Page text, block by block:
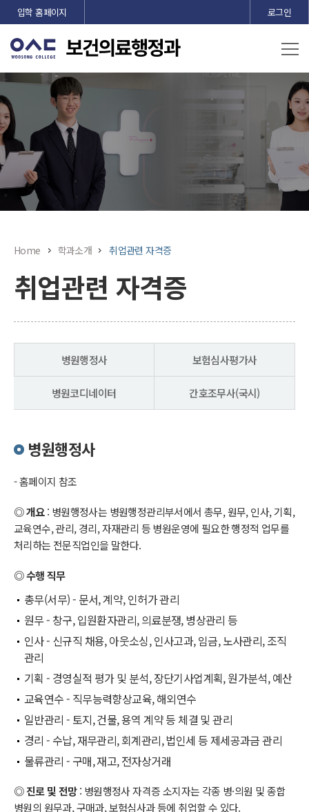
입학 홈페이지 로그인
Home 학과소개 취업관련 자격증
취업관련 자격증
병원행정사 보험심사평가사
병원코디네이터 간호조무사(국시)
병원행정사
- 홈페이지 참조
◎ 개요: 병원행정사는 병원행정관리부서에서 총무, 원무, 인사, 기획,
교육연수, 관리, 경리, 자재관리 등 병원운영에 필요한 행정적 업무를
처리하는 전문직업인을 말한다.
◎ 수행 직무
총무(서무) - 문서, 계약, 인허가 관리
원무 - 창구, 입원환자관리, 의료분쟁, 병상관리 등
인사 - 신규직 채용, 아웃소싱, 인사고과, 임금, 노사관리, 조직
관리
기획 - 경영실적 평가 및 분석, 장단기사업계획, 원가분석, 예산
교육연수 - 직무능력향상교육, 해외연수
일반관리 - 토지, 건물, 용역 계약 등 체결 및 관리
경리 - 수납, 재무관리, 회계관리, 법인세 등 제세공과금 관리
물류관리 - 구매, 재고, 전자상거래
◎ 진로 및 전망: 병원행정사 자격증 소지자는 각종 병·의원 및 종합
병원의 원무과, 구매과, 보험심사과 등에 취업할 수 있다.